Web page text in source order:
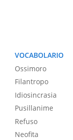
VOCABOLARIO
Ossimoro
Filantropo
Idiosincrasia
Pusillanime
Refuso
Neofita